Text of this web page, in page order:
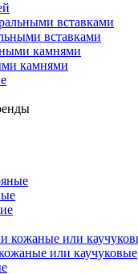
вставками
камнями
или каучуковые